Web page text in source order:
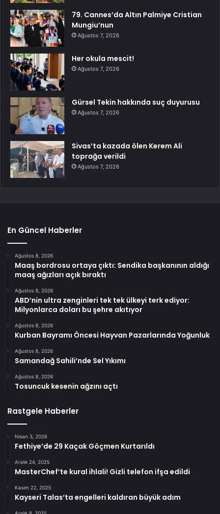
79. Cannes’da Altın Palmiye Cristian
Mungiu’nun
Ağustos 7, 2026
Her okula mescit!
Ağustos 7, 2026
Gürsel Tekin hakkında suç duyurusu
Ağustos 7, 2026
Sivas’ta kazada ölen Kerem Ali
toprağa verildi
Ağustos 7, 2026
En Güncel Haberler
Ağustos 8, 2026
Maaş bordrosu ortaya çıktı: Sendika başkanının aldığı
maaş ağızları açık bıraktı
Ağustos 8, 2026
ABD’nin ultra zenginleri tek tek ülkeyi terk ediyor:
Milyonlarca doları bu şehre akıtıyor
Ağustos 8, 2026
Kurban Bayramı Öncesi Hayvan Pazarlarında Yoğunluk
Ağustos 8, 2026
Samandağ Sahili’nde Sel Yıkımı
Ağustos 8, 2026
Tosuncuk kesenin ağzını açtı
Rastgele Haberler
Nisan 3, 2026
Fethiye’de 29 Kaçak Göçmen Kurtarıldı
Aralık 24, 2025
MasterChef’te kural ihlali! Gizli telefon ifşa edildi
Kasım 22, 2025
Kayseri Talas’ta engelleri kaldıran büyük adım